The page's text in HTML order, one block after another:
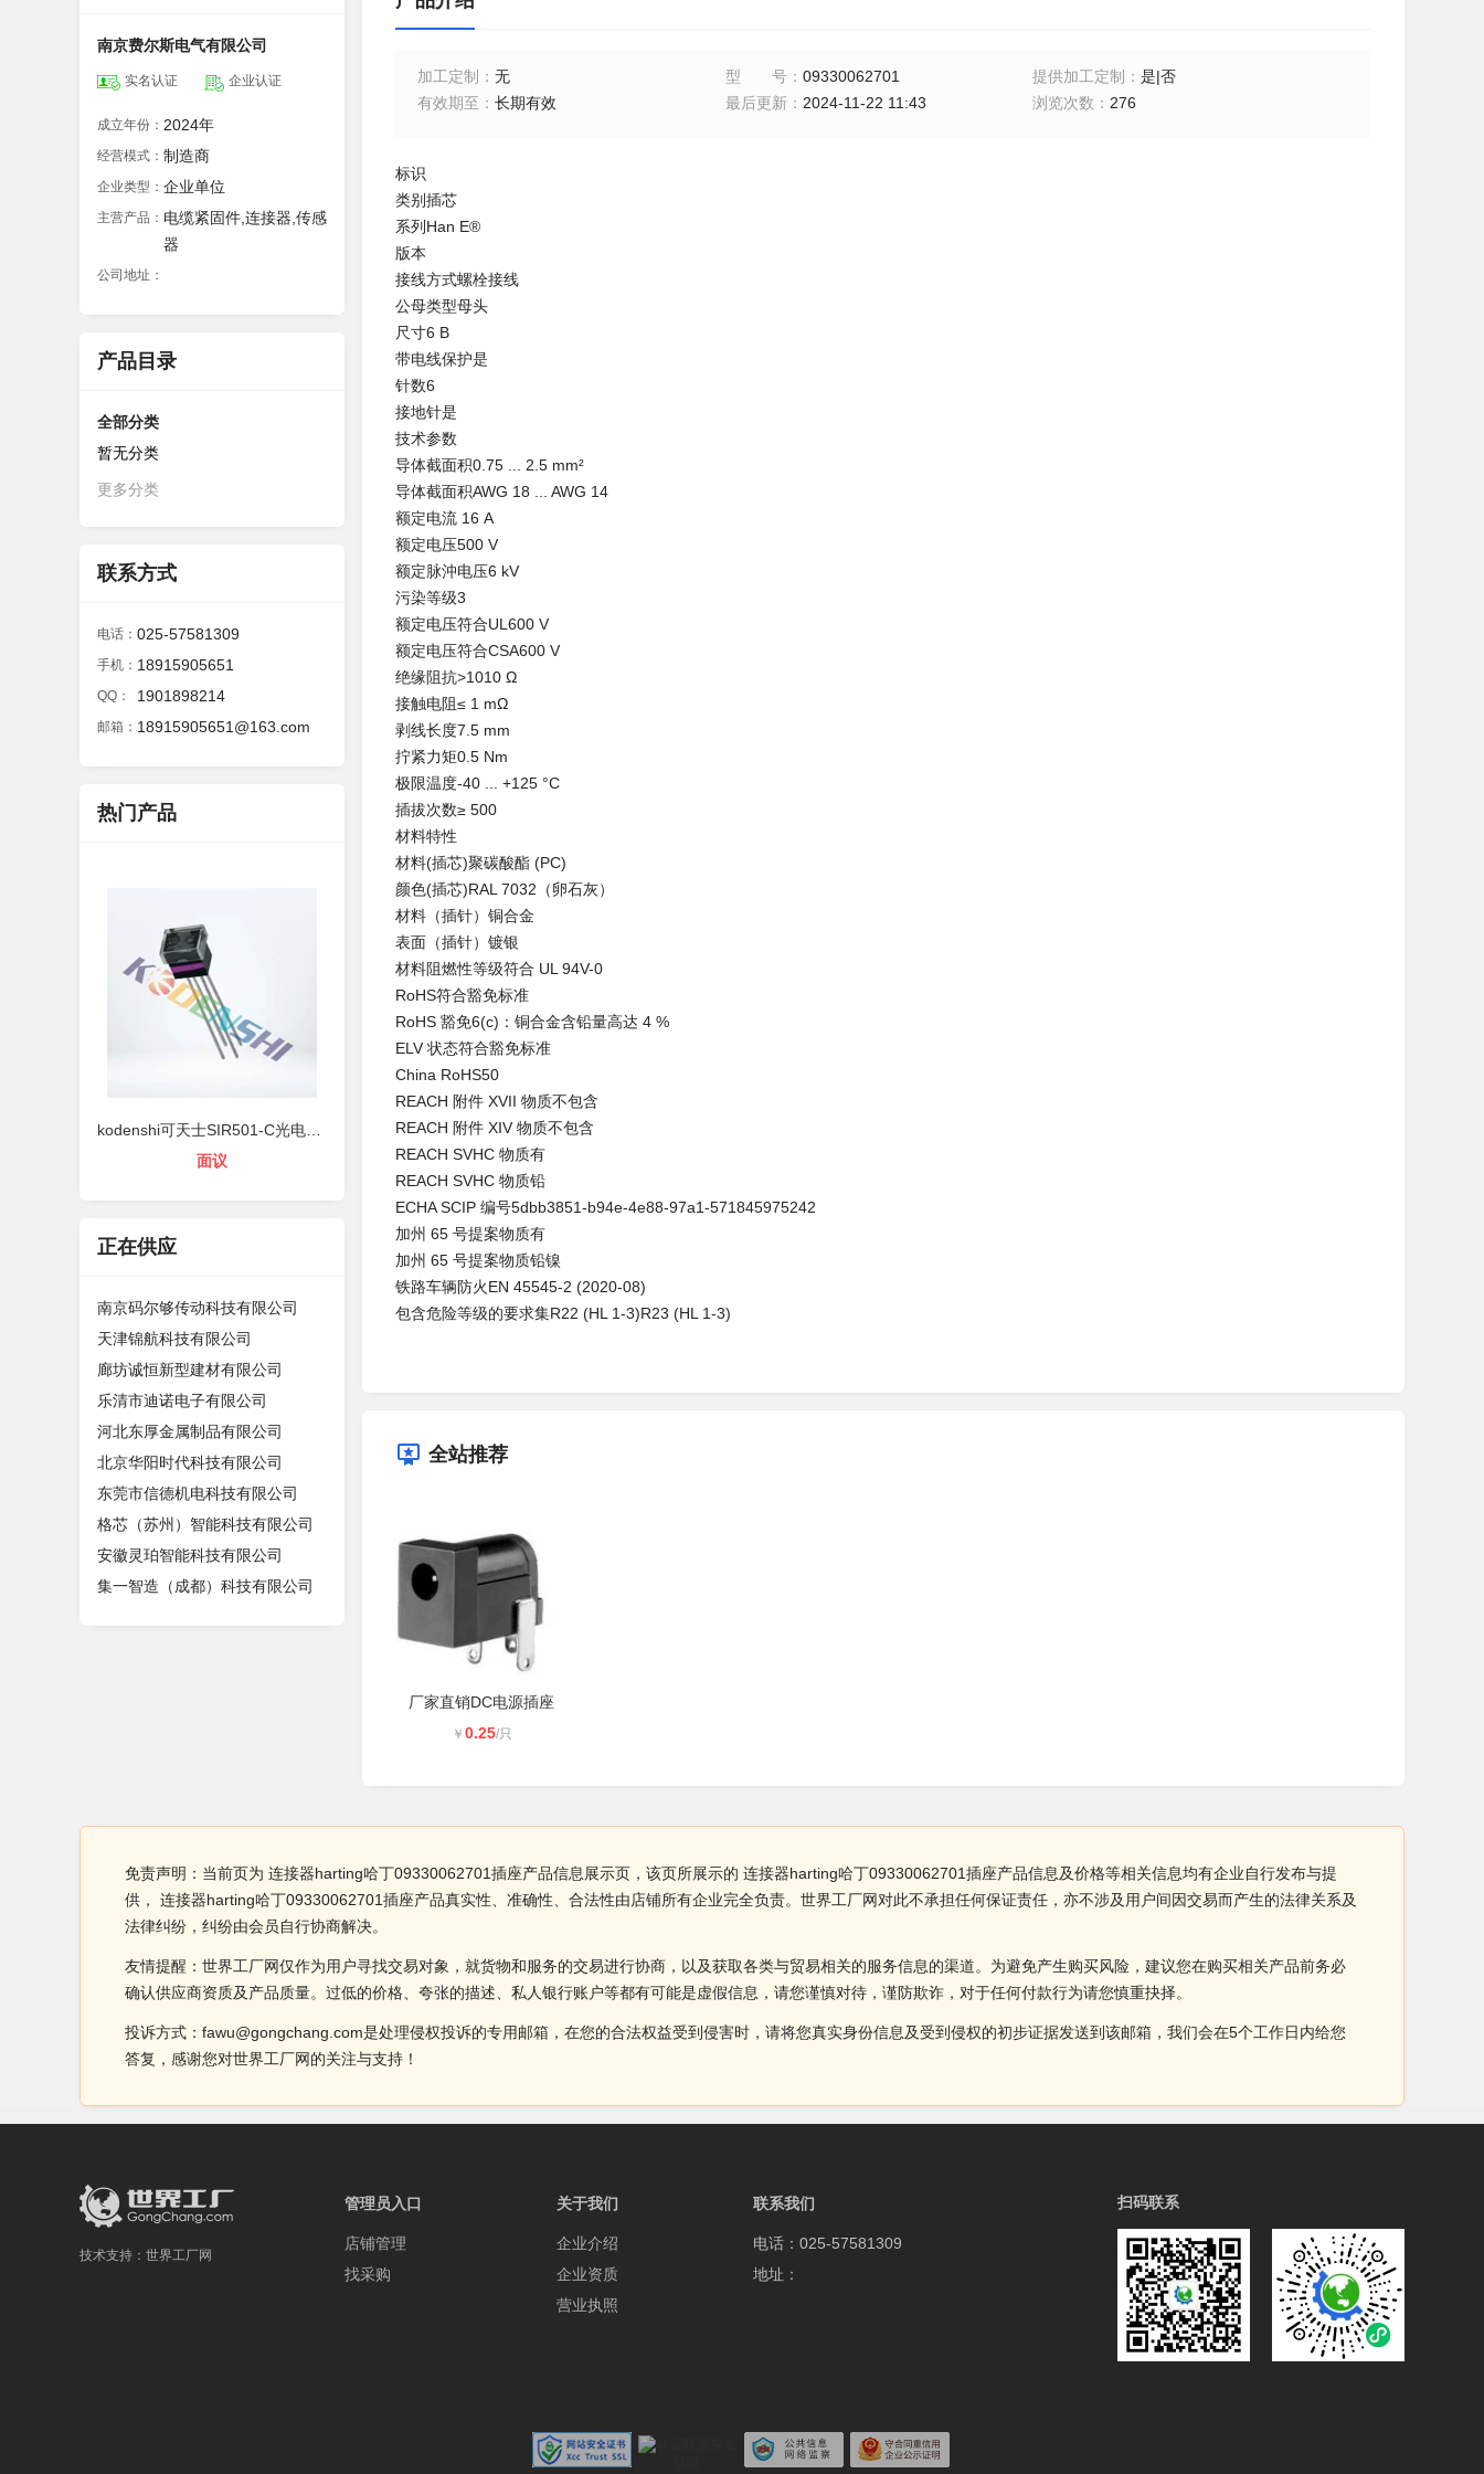
南京费尔斯电气有限公司
实名认证 企业认证
成立年份： 2024年
经营模式： 制造商
企业类型： 企业单位
主营产品： 电缆紧固件,连接器,传感
器
公司地址：
产品目录
全部分类
暂无分类
更多分类
联系方式
电话： 025-57581309
手机： 18915905651
QQ： 1901898214
邮箱： 18915905651@163.com
热门产品
面议
正在供应
南京码尔够传动科技有限公司
天津锦航科技有限公司
廊坊诚恒新型建材有限公司
乐清市迪诺电子有限公司
河北东厚金属制品有限公司
北京华阳时代科技有限公司
东莞市信德机电科技有限公司
格芯（苏州）智能科技有限公司
安徽灵珀智能科技有限公司
集一智造（成都）科技有限公司
加工定制 ： 无 型号： 09330062701 提供加工定制 ：是|否
有效期至 ： 长期有效 最后更新： 2024-11-22 11:43 浏览次数 ： 276
标识
类别插芯
系列Han E®
版本
接线方式螺栓接线
公母类型母头
尺寸6 B
带电线保护是
针数6
接地针是
技术参数
导体截面积0.75 ... 2.5 mm²
导体截面积AWG 18 ... AWG 14
额定电流‌ 16 A
额定电压500 V
额定脉沖电压6 kV
污染等级3
额定电压符合UL600 V
额定电压符合CSA600 V
绝缘阻抗>1010 Ω
接触电阻≤ 1 mΩ
剥线长度7.5 mm
拧紧力矩0.5 Nm
极限温度-40 ... +125 °C
插拔次数≥ 500
材料特性
材料(插芯)聚碳酸酯 (PC)
颜色(插芯)RAL 7032（卵石灰）
材料（插针）铜合金
表面（插针）镀银
材料阻燃性等级符合 UL 94V-0
RoHS符合豁免标准
RoHS 豁免6(c)：铜合金含铅量高达 4 %
ELV 状态符合豁免标准
China RoHS50
REACH 附件 XVII 物质不包含
REACH 附件 XIV 物质不包含
REACH SVHC 物质有
REACH SVHC 物质铅
ECHA SCIP 编号5dbb3851-b94e-4e88-97a1-571845975242
加州 65 号提案物质有
加州 65 号提案物质铅镍
铁路车辆防火EN 45545-2 (2020-08)
包含危险等级的要求集R22 (HL 1-3)R23 (HL 1-3)
全站推荐
厂家直销DC电源插座
￥ 0.25/只
免责声明：当前页为 连接器harting哈丁09330062701插座产品信息展示页，该页所展示的 连接器harting哈丁09330062701插座产品信息及价格等相关信息均有企业自行发布与提
供， 连接器harting哈丁09330062701插座产品真实性、准确性、合法性由店铺所有企业完全负责。世界工厂网对此不承担任何保证责任，亦不涉及用户间因交易而产生的法律关系及
法律纠纷，纠纷由会员自行协商解决。
友情提醒：世界工厂网仅作为用户寻找交易对象，就货物和服务的交易进行协商，以及获取各类与贸易相关的服务信息的渠道。为避免产生购买风险，建议您在购买相关产品前务必
确认供应商资质及产品质量。过低的价格、夸张的描述、私人银行账户等都有可能是虚假信息，请您谨慎对待，谨防欺诈，对于任何付款行为请您慎重抉择。
投诉方式：fawu@gongchang.com是处理侵权投诉的专用邮箱，在您的合法权益受到侵害时，请将您真实身份信息及受到侵权的初步证据发送到该邮箱，我们会在5个工作日内给您
答复，感谢您对世界工厂网的关注与支持！
技术支持： 世界工厂网
管理员入口
店铺管理
找采购
关于我们
企业介绍
企业资质
营业执照
联系我们
电话：025-57581309
地址：
扫码联系